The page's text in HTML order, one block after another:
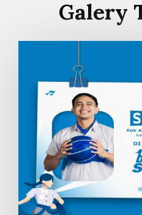
Galery